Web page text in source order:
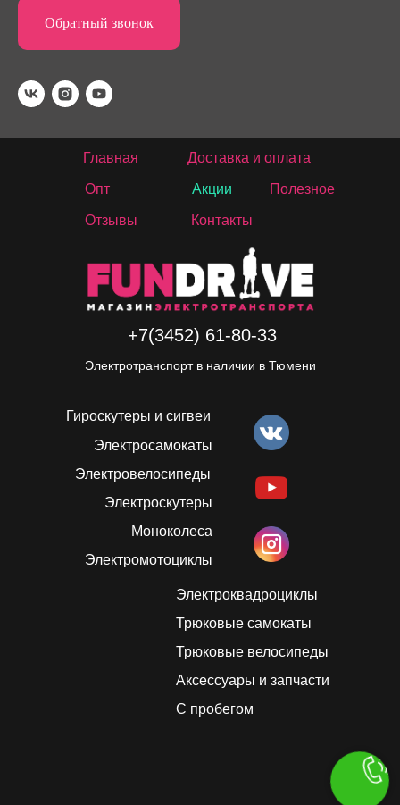
Обратный звонок
Гироскутеры и сигвеи
Электросамокаты
Электровелосипеды
Электроскутеры
Моноколеса
Электромотоциклы
Электроквадроциклы
Трюковые самокаты
Трюковые велосипеды
Аксессуары и запчасти
С пробегом
Главная Доставка и оплата
Опт
Отзывы
Акции
Контакты
+7(3452) 61-80-33
Электротранспорт в наличии в Тюмени
Полезное